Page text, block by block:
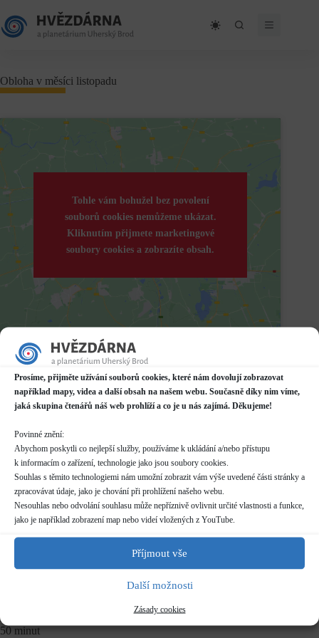
Prosíme, přijměte užívání souborů cookies, které nám dovolují zobrazovat
například mapy, videa a další obsah na našem webu. Současně díky nim víme,
jaká skupina čtenářů náš web prohlíží a co je u nás zajímá. Děkujeme!
Povinné znění:
Abychom poskytli co nejlepší služby, používáme k ukládání a/nebo přístupu
k informacím o zařízení, technologie jako jsou soubory cookies.
Souhlas s těmito technologiemi nám umožní zobrazit vám výše uvedené části stránky a
zpracovávat údaje, jako je chování při prohlížení našeho webu.
Nesouhlas nebo odvolání souhlasu může nepříznivě ovlivnit určité vlastnosti a funkce,
jako je například zobrazení map nebo videí vložených z YouTube.
Příjmout vše
Další možnosti
Zásady cookies
to
content
Obloha v měsíci listopadu
Tohle vám bohužel bez povolení
souborů cookies nemůžeme ukázat.
Kliknutím přijmete marketingové
soubory cookies a zobrazíte obsah.
Datum / čas
24.11.2023
17:00 - 18:00
Místo konání
Mariánské náměstí 2187, Uherský Brod
Další informace o dostupnosti a parkování
Kategorie
Pravidelné akce
Rezervace
nelze rezervovat
skupiny více než 10 osob nutno hlásit předem (telefon/email)
pro skupiny více než 20 osob nutno dohodnout individuální
Délka programu
50 minut